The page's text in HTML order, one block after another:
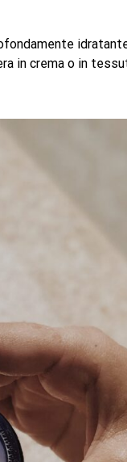
in crema o in